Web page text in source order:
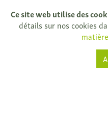
Ce site web utilise des
détails sur nos cookies